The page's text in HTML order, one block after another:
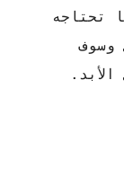
تحتاجه
وسوف